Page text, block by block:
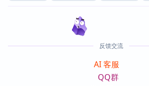
反馈交流
AI 客服
QQ群